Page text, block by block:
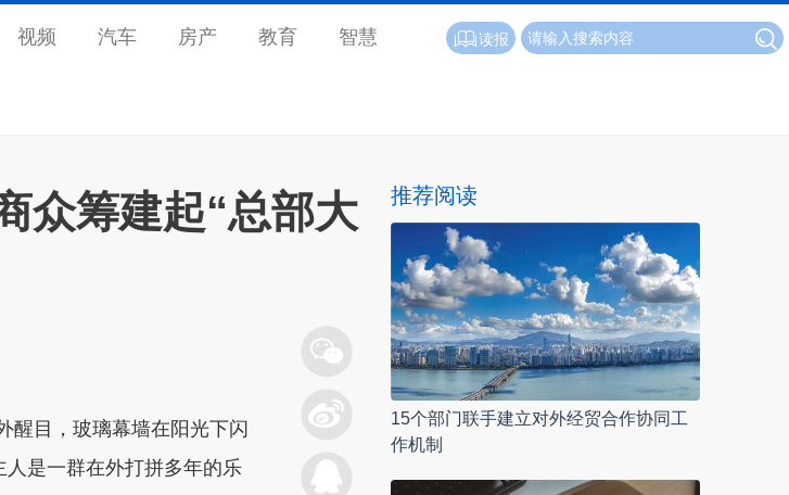
视频 汽车 房产 教育 智慧 读报
众筹建起“总部大
目，玻璃幕墙在阳光下闪
人是一群在外打拼多年的乐
推荐阅读
15个部门联手建立对外经贸合作协同工
作机制